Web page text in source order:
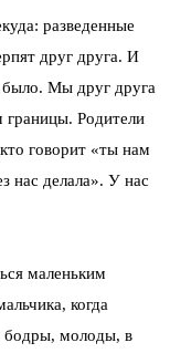
разведенные
друг друга. И
было. Мы друг друга
Родители
говорит «ты нам
нас делала». У нас
маленьким
когда
бодры, молоды, в